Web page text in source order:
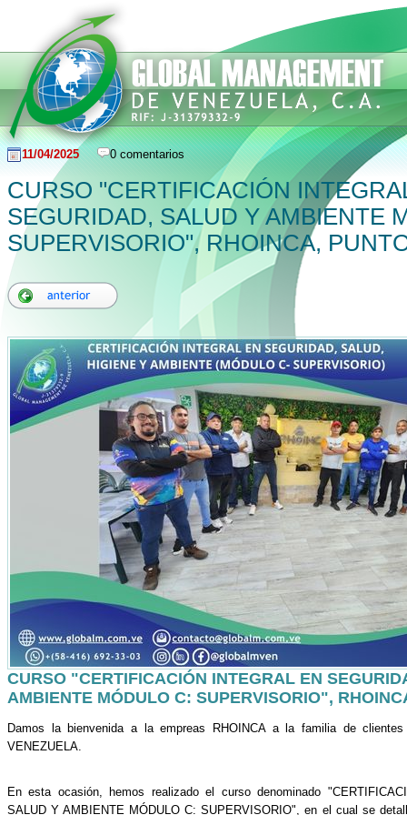
11/04/2025 0 comentarios
CURSO "CERTIFICACIÓN
SEGURIDAD, SALUD Y AMBIENTE
SUPERVISORIO", RHOINCA,
CURSO "CERTIFICACIÓN INTEGRAL EN
AMBIENTE MÓDULO C: SUPERVISORIO",
Damos la bienvenida a la empreas RHOINCA a la familia de
VENEZUELA.
En esta ocasión, hemos realizado el curso denominado
SALUD Y AMBIENTE MÓDULO C: SUPERVISORIO", en el cual se